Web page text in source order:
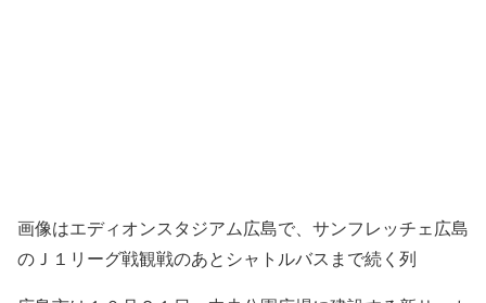
画像はエディオンスタジアム広島で、サンフレッチェ広島
のＪ１リーグ戦観戦のあとシャトルバスまで続く列